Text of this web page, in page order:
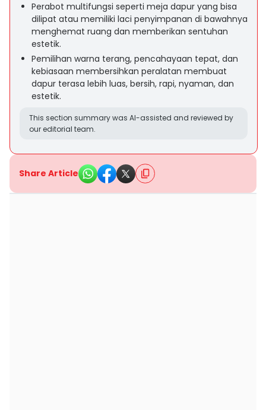
Perabot multifungsi seperti meja dapur yang bisa
dilipat atau memiliki laci penyimpanan di bawahnya
menghemat ruang dan memberikan sentuhan
estetik.
Pemilihan warna terang, pencahayaan tepat, dan
kebiasaan membersihkan peralatan membuat
dapur terasa lebih luas, bersih, rapi, nyaman, dan
estetik.
This section summary was AI-assisted and reviewed by
our editorial team.
Share Article